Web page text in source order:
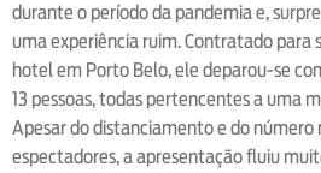
durante o período da pandemia e,
uma experiência ruim. Contratado para
hotel em Porto Belo, ele deparou-se
13 pessoas, todas pertencentes a uma
Apesar do distanciamento e do número
espectadores, a apresentação fluiu